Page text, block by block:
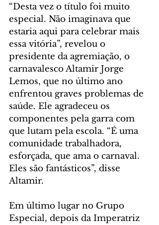
“Desta vez o título foi muito
especial. Não imaginava que
estaria aqui para celebrar mais
essa vitória”, revelou o
presidente da agremiação, o
carnavalesco Altamir Jorge
Lemos, que no último ano
enfrentou graves problemas de
saúde. Ele agradeceu os
componentes pela garra com
que lutam pela escola. “É uma
comunidade trabalhadora,
esforçada, que ama o carnaval.
Eles são fantásticos”, disse
Altamir.
Em último lugar no Grupo
Especial, depois da Imperatriz